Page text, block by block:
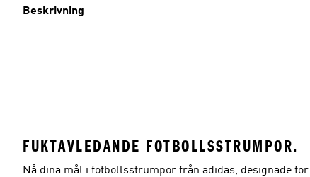
Beskrivning
FUKTAVLEDANDE FOTBOLLSSTRUMPOR.
Nå dina mål i fotbollsstrumpor från adidas, designade för